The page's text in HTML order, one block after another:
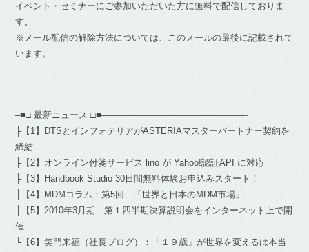
イベント・セミナーにご参加いただいた方に無料で配信しておりま
す。
※メール配信の解除方法については、このメールの最後に記載されて
います。
―――――――――――――――――――――――――――――――
――――――
–■□ 最新ニュース □■————————————————-
├【1】DTSとインフォテリアがASTERIAマスターパートナー契約を
締結
├【2】オンライン付箋サービス lino が Yahoo!認証API に対応
├【3】Handbook Studio 30日間無料体験お申込みスタート！
├【4】MDMコラム：第5回 「世界と日本のMDM市場」
├【5】2010年3月期 第１四半期決算説明会をインターネット上で開
催
└【6】笑門来福（社長ブログ）：「１９歳」が世界を変えるは本当